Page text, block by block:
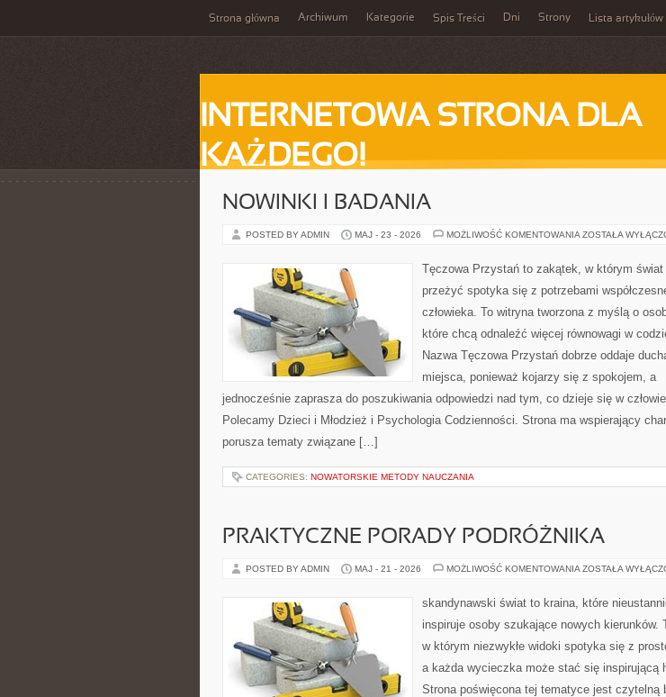
Strona główna Archiwum Kategorie Spis Treści Dni Strony Lista artykułów
INTERNETOWA STRONA DLA
KAŻDEGO!
NOWINKI I BADANIA
POSTED BY ADMIN MAJ - 23 - 2026 MOŻLIWOŚĆ KOMENTOWANIA NOWINKI
ZOSTAŁA
Tęczowa Przystań to zakątek, w którym
przeżyć spotyka się z potrzebami
człowieka. To witryna tworzona z myślą o
które chcą odnaleźć więcej równowagi w
Nazwa Tęczowa Przystań dobrze oddaje
miejsca, ponieważ kojarzy się z spokojem, a
jednocześnie zaprasza do poszukiwania odpowiedzi nad tym, co dzieje się w
Polecamy Dzieci i Młodzież i Psychologia Codzienności. Strona ma wspierający
porusza tematy związane […]
CATEGORIES: NOWATORSKIE METODY NAUCZANIA
PRAKTYCZNE PORADY PODRÓŻNIKA
POSTED BY ADMIN MAJ - 21 - 2026 MOŻLIWOŚĆ KOMENTOWANIA PRAKTYCZNE
ZOSTAŁA
skandynawski świat to kraina, które
inspiruje osoby szukające nowych kierunków.
w którym niezwykłe widoki spotyka się z
a każda wycieczka może stać się inspirującą
Strona poświęcona tej tematyce jest czytelną